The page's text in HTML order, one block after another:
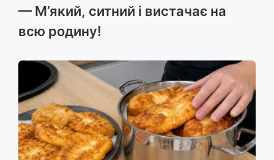
— М’який, ситний і вистачає на
всю родину!